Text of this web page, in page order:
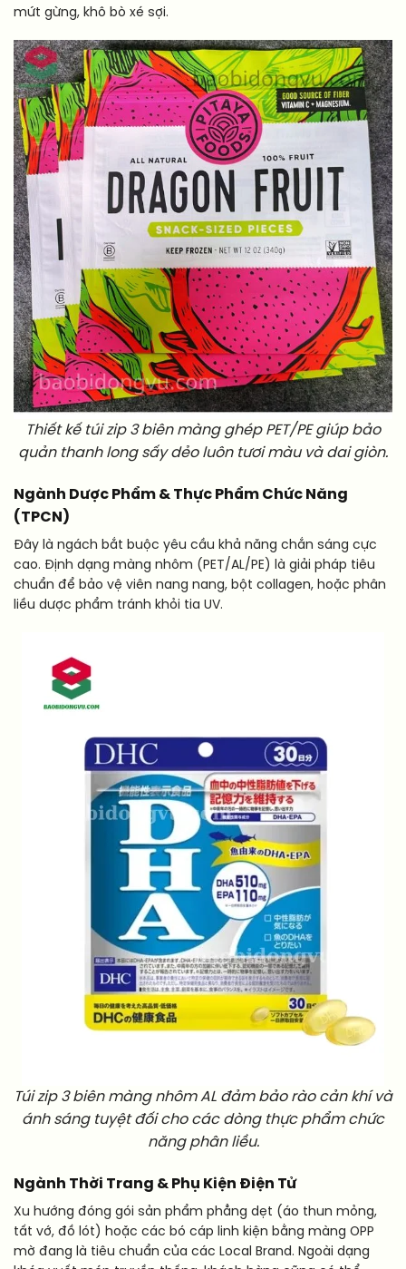
mứt gừng, khô bò xé sợi.
Thiết kế túi zip 3 biên màng ghép PET/PE giúp bảo
quản thanh long sấy dẻo luôn tươi màu và dai giòn.
Ngành Dược Phẩm & Thực Phẩm Chức Năng
(TPCN)
Đây là ngách bắt buộc yêu cầu khả năng chắn sáng cực
cao. Định dạng màng nhôm (PET/AL/PE) là giải pháp tiêu
chuẩn để bảo vệ viên nang nang, bột collagen, hoặc phân
liều dược phẩm tránh khỏi tia UV.
Túi zip 3 biên màng nhôm AL đảm bảo rào cản khí và
ánh sáng tuyệt đối cho các dòng thực phẩm chức
năng phân liều.
Ngành Thời Trang & Phụ Kiện Điện Tử
Xu hướng đóng gói sản phẩm phẳng dẹt (áo thun mỏng,
tất vớ, đồ lót) hoặc các bó cáp linh kiện bằng màng OPP
mờ đang là tiêu chuẩn của các Local Brand. Ngoài dạng